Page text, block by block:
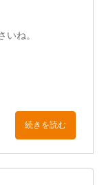
ね。
続きを読む